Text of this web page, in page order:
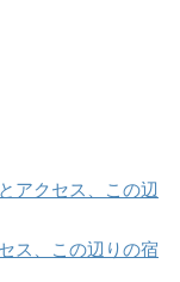
アクセス、この辺
ス、この辺りの宿